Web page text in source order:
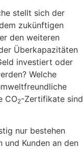
stellt sich der
zukünftigen
den weiteren
Überkapazitäten
investiert oder
Welche
CO2-Zertifikate sind
nur bestehen
und Kunden an den